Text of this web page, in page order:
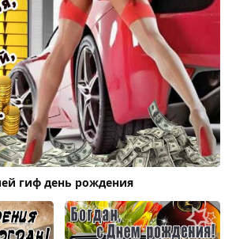
гиф день рождения